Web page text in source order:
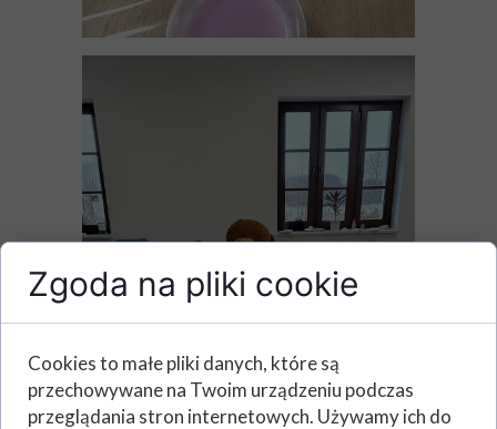
Zgoda na pliki cookie
Cookies to małe pliki danych, które są
przechowywane na Twoim urządzeniu podczas
przeglądania stron internetowych. Używamy ich do